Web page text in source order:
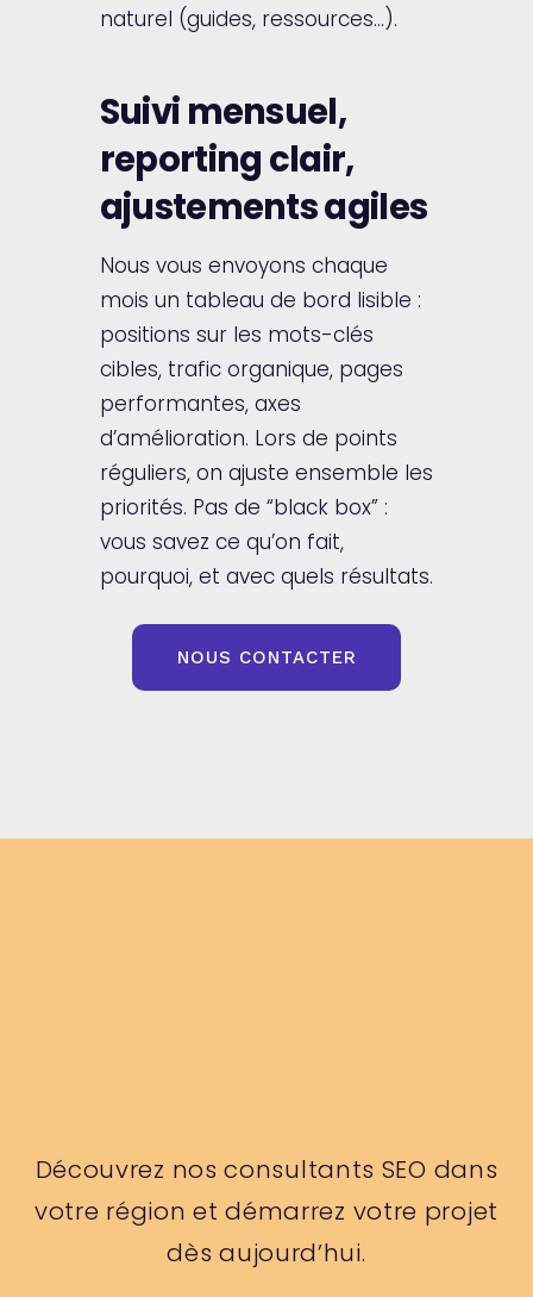
naturel (guides, ressources…).
Suivi mensuel,
reporting clair,
ajustements agiles
Nous vous envoyons chaque
mois un tableau de bord lisible :
positions sur les mots-clés
cibles, trafic organique, pages
performantes, axes
d’amélioration. Lors de points
réguliers, on ajuste ensemble les
priorités. Pas de “black box” :
vous savez ce qu’on fait,
pourquoi, et avec quels résultats.
NOUS CONTACTER
Découvrez nos consultants SEO dans
votre région et démarrez votre projet
dès aujourd’hui.